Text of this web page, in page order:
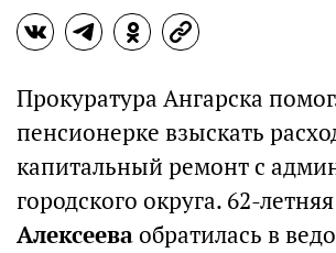
Прокуратура Ангарска
пенсионерке взыскать
капитальный ремонт с
городского округа. 62-летняя
Алексееваобратилась в